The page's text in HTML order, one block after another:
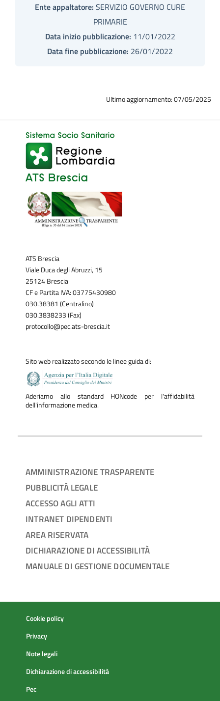
Ente appaltatore: SERVIZIO GOVERNO CURE
PRIMARIE
Data inizio pubblicazione: 11/01/2022
Data fine pubblicazione: 26/01/2022
Ultimo aggiornamento: 07/05/2025
ATS Brescia
Viale Duca degli Abruzzi, 15
25124 Brescia
CF e Partita IVA: 03775430980
030.38381 (Centralino)
030.3838233 (Fax)
protocollo@pec.ats-brescia.it
Sito web realizzato secondo le linee guida di:
Aderiamo allo standard HONcode per l'affidabilità
dell'informazione medica.
AMMINISTRAZIONE TRASPARENTE
PUBBLICITÀ LEGALE
ACCESSO AGLI ATTI
INTRANET DIPENDENTI
AREA RISERVATA
DICHIARAZIONE DI ACCESSIBILITÀ
MANUALE DI GESTIONE DOCUMENTALE
Cookie policy
Privacy
Note legali
Dichiarazione di accessibilità
Pec